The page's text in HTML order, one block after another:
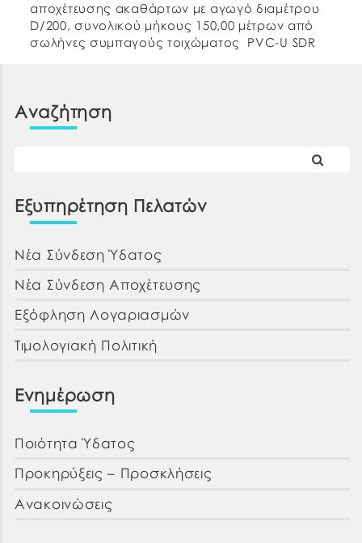
αποχέτευσης ακαθάρτων με αγωγό διαμέτρου
D/200, συνολικού μήκους 150,00 μέτρων από
σωλήνες συμπαγούς τοιχώματος PVC-U SDR
Αναζήτηση
Εξυπηρέτηση Πελατών
Νέα Σύνδεση Ύδατος
Νέα Σύνδεση Αποχέτευσης
Εξόφληση Λογαριασμών
Τιμολογιακή Πολιτική
Ενημέρωση
Ποιότητα Ύδατος
Προκηρύξεις – Προσκλήσεις
Ανακοινώσεις